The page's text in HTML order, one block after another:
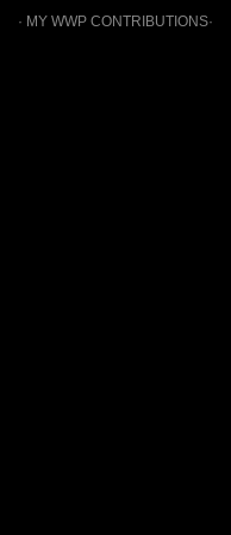
· MY WWP CONTRIBUTIONS·